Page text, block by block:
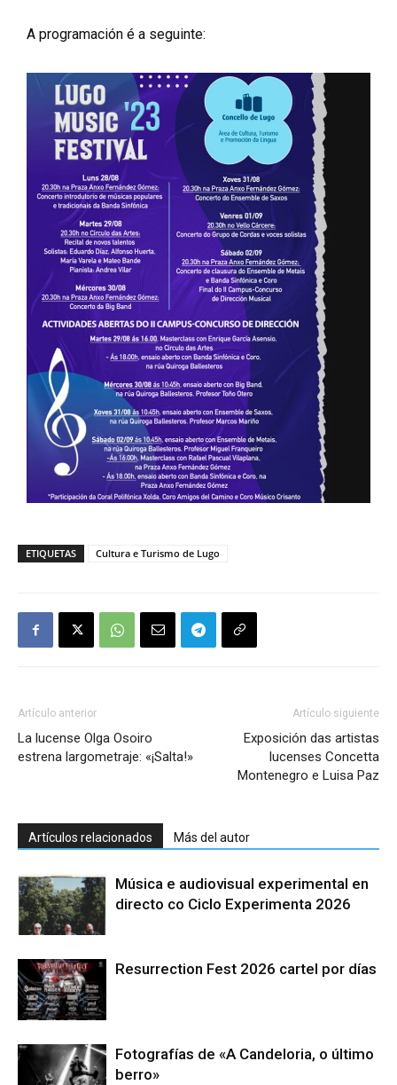
A programación é a seguinte:
ETIQUETAS Cultura e Turismo de Lugo
Artículo anterior
La lucense Olga Osoiro
estrena largometraje: «¡Salta!»
Artículo siguiente
Exposición das artistas
lucenses Concetta
Montenegro e Luisa Paz
Artículos relacionados Más del autor
Música e audiovisual experimental en
directo co Ciclo Experimenta 2026
Resurrection Fest 2026 cartel por días
Fotografías de «A Candeloria, o último
berro»